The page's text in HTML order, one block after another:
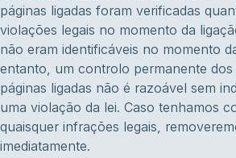
páginas ligadas foram verificadas
violações legais no momento da
não eram identificáveis no momento
entanto, um controlo permanente dos
páginas ligadas não é razoável sem
uma violação da lei. Caso tenhamos
quaisquer infrações legais,
imediatamente.